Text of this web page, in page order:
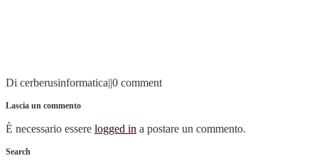
Di cerberusinformatica||0 comment
Lascia un commento
È necessario essere logged in a postare un commento.
Search